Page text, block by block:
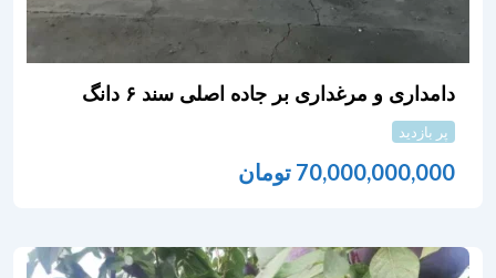
دامداری و مرغداری بر جاده اصلی سند ۶ دانگ
پر بازدید
70,000,000,000 تومان